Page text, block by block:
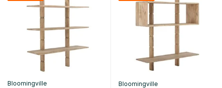
Bloomingville Bloomingville